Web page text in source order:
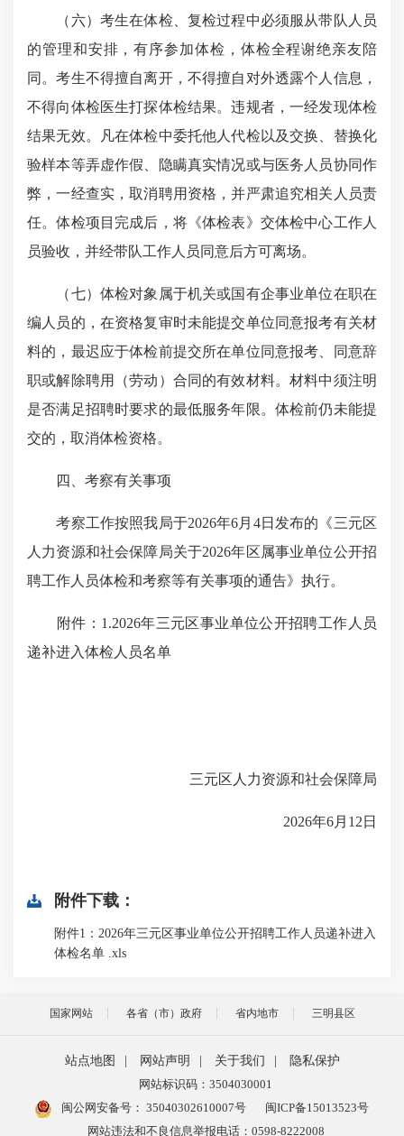
（六）考生在体检、复检过程中必须服从带队人员
的管理和安排，有序参加体检，体检全程谢绝亲友陪
同。考生不得擅自离开，不得擅自对外透露个人信息，
不得向体检医生打探体检结果。违规者，一经发现体检
结果无效。凡在体检中委托他人代检以及交换、替换化
验样本等弄虚作假、隐瞒真实情况或与医务人员协同作
弊，一经查实，取消聘用资格，并严肃追究相关人员责
任。体检项目完成后，将《体检表》交体检中心工作人
员验收，并经带队工作人员同意后方可离场。
（七）体检对象属于机关或国有企事业单位在职在
编人员的，在资格复审时未能提交单位同意报考有关材
料的，最迟应于体检前提交所在单位同意报考、同意辞
职或解除聘用（劳动）合同的有效材料。材料中须注明
是否满足招聘时要求的最低服务年限。体检前仍未能提
交的，取消体检资格。
四、考察有关事项
考察工作按照我局于2026年6月4日发布的《三元区
人力资源和社会保障局关于2026年区属事业单位公开招
聘工作人员体检和考察等有关事项的通告》执行。
附件：1.2026年三元区事业单位公开招聘工作人员
递补进入体检人员名单
三元区人力资源和社会保障局
2026年6月12日
附件下载：
附件1：2026年三元区事业单位公开招聘工作人员递补进入
体检名单 .xls
国家网站 各省（市）政府 省内地市 三明县区
站点地图 网站声明 关于我们
隐私保护
网站标识码：3504030001
闽公网安备号： 35040302610007号
闽ICP备15013523号
网站违法和不良信息举报电话：0598-8222008